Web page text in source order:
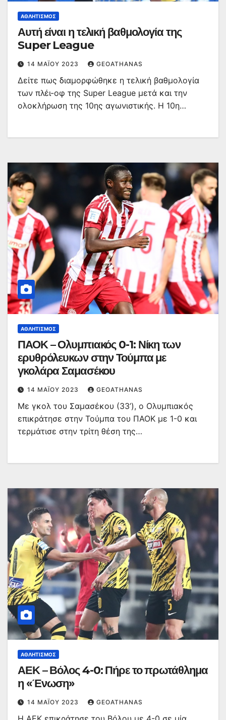
ΑΘΛΗΤΙΣΜΌΣ
Αυτή είναι η τελική βαθμολογία της
Super League
14 ΜΑΪ́ΟΥ 2023 GEOATHANAS
Δείτε πως διαμορφώθηκε η τελική βαθμολογία
των πλέι-οφ της Super League μετά και την
ολοκλήρωση της 10ης αγωνιστικής. Η 10η…
ΑΘΛΗΤΙΣΜΌΣ
ΠΑΟΚ – Ολυμπιακός 0-1: Νίκη των
ερυθρόλευκων στην Τούμπα με
γκολάρα Σαμασέκου
14 ΜΑΪ́ΟΥ 2023 GEOATHANAS
Με γκολ του Σαμασέκου (33’), ο Ολυμπιακός
επικράτησε στην Τούμπα του ΠΑΟΚ με 1-0 και
τερμάτισε στην τρίτη θέση της…
ΑΘΛΗΤΙΣΜΌΣ
ΑΕΚ – Βόλος 4-0: Πήρε το πρωτάθλημα
η «Ένωση»
14 ΜΑΪ́ΟΥ 2023 GEOATHANAS